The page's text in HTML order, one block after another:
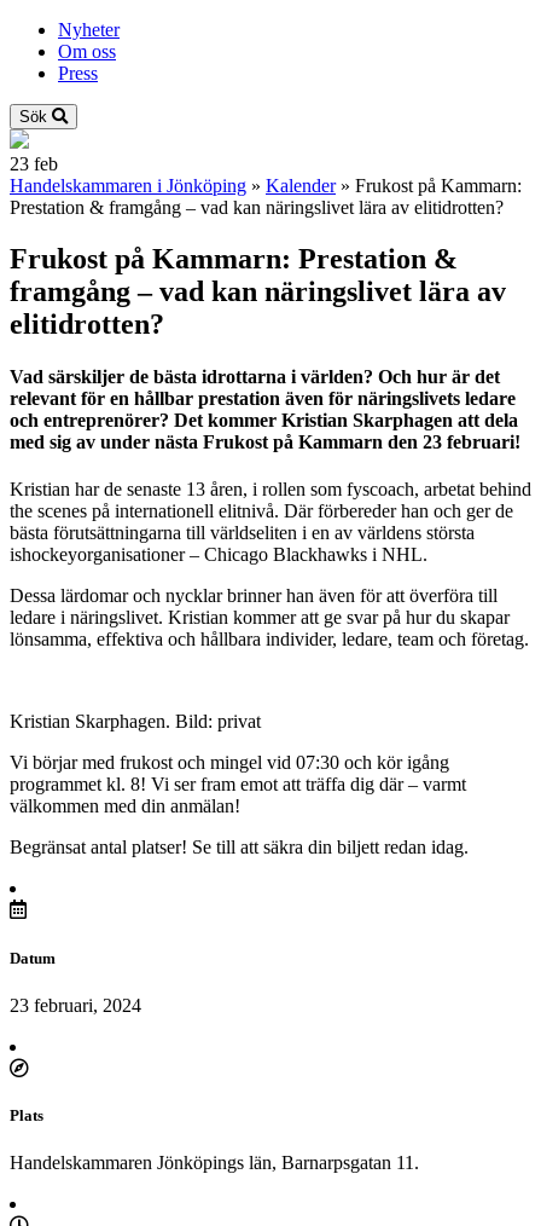
Nyheter
Om oss
Press
Sök
23 feb
Handelskammaren i Jönköping » Kalender » Frukost på Kammarn:
Prestation & framgång – vad kan näringslivet lära av elitidrotten?
Frukost på Kammarn: Prestation &
framgång – vad kan näringslivet lära av
elitidrotten?
Vad särskiljer de bästa idrottarna i världen? Och hur är det
relevant för en hållbar prestation även för näringslivets ledare
och entreprenörer? Det kommer Kristian Skarphagen att dela
med sig av under nästa Frukost på Kammarn den 23 februari!
Kristian har de senaste 13 åren, i rollen som fyscoach, arbetat behind
the scenes på internationell elitnivå. Där förbereder han och ger de
bästa förutsättningarna till världseliten i en av världens största
ishockeyorganisationer – Chicago Blackhawks i NHL.
Dessa lärdomar och nycklar brinner han även för att överföra till
ledare i näringslivet. Kristian kommer att ge svar på hur du skapar
lönsamma, effektiva och hållbara individer, ledare, team och företag.
Kristian Skarphagen. Bild: privat
Vi börjar med frukost och mingel vid 07:30 och kör igång
programmet kl. 8! Vi ser fram emot att träffa dig där – varmt
välkommen med din anmälan!
Begränsat antal platser! Se till att säkra din biljett redan idag.
Datum
23 februari, 2024
Plats
Handelskammaren Jönköpings län, Barnarpsgatan 11.